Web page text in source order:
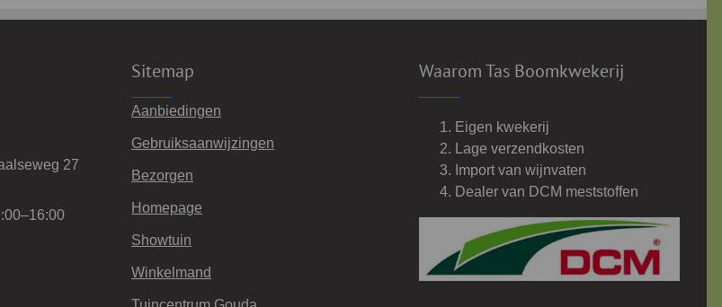
27
Sitemap
Aanbiedingen
Gebruiksaanwijzingen
Bezorgen
Homepage
Showtuin
Winkelmand
Waarom Tas Boomkwekerij
Eigen kwekerij
Lage verzendkosten
Import van wijnvaten
Dealer van DCM meststoffen